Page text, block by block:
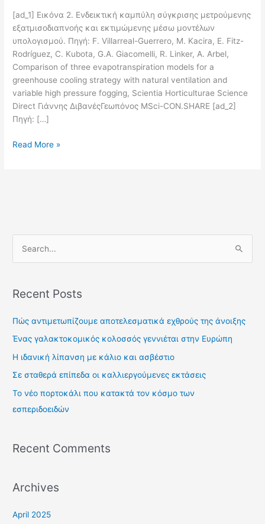
[ad_1] Εικόνα 2. Ενδεικτική καμπύλη σύγκρισης μετρούμενης
εξατμισοδιαπνοής και εκτιμώμενης μέσω μοντέλων
υπολογισμού. Πηγή: F. Villarreal-Guerrero, M. Kacira, E. Fitz-
Rodríguez, C. Kubota, G.A. Giacomelli, R. Linker, A. Arbel,
Comparison of three evapotranspiration models for a
greenhouse cooling strategy with natural ventilation and
variable high pressure fogging, Scientia Horticulturae Science
Direct Γιάννης ΔιβανέςΓεωπόνος MSci-CON.SHARE [ad_2]
Πηγή: […]
Read More »
r
o
r
:
Recent Posts
Πώς αντιμετωπίζουμε αποτελεσματικά εχθρούς της άνοιξης
Ένας γαλακτοκομικός κολοσσός γεννιέται στην Ευρώπη
Η ιδανική λίπανση με κάλιο και ασβέστιο
Σε σταθερά επίπεδα οι καλλιεργούμενες εκτάσεις
Το νέο πορτοκάλι που κατακτά τον κόσμο των
εσπεριδοειδών
Recent Comments
Archives
April 2025